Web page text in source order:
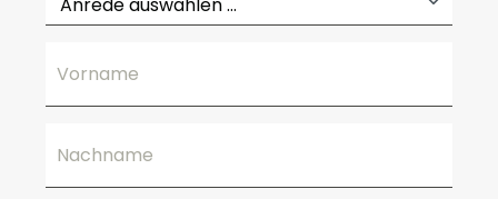
Vorname
Nachname